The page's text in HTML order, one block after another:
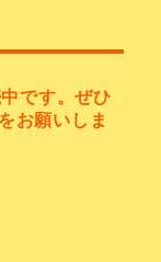
です。ぜひ
お願いしま